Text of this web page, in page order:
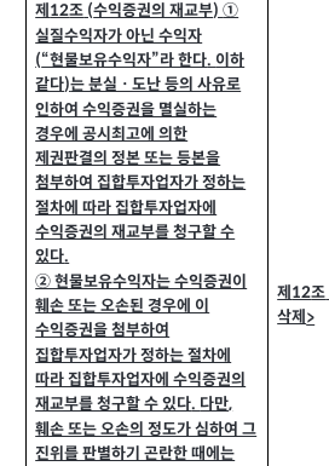
제 12조 (수익증권의 재교부)①
실질수익자가 아닌 수익자
(“현물보유수익자”라 한다. 이하
같다)는 분실ㆍ도난 등의 사유로
인하여 수익증권을 멸실하는
경우에 공시최고에 의한
제권판결의 정본 또는 등본을
첨부하여 집합투자업자가 정하는
절차에 따라 집합투자업자에
수익증권의 재교부를 청구할 수
있다.
② 현물보유수익자는 수익증권이
훼손 또는 오손된 경우에 이
수익증권을 첨부하여
집합투자업자가 정하는 절차에
따라 집합투자업자에 수익증권의
재교부를 청구할 수 있다. 다만,
훼손 또는 오손의 정도가 심하여 그
진위를 판별하기 곤란한 때에는
제 12조
삭제 >